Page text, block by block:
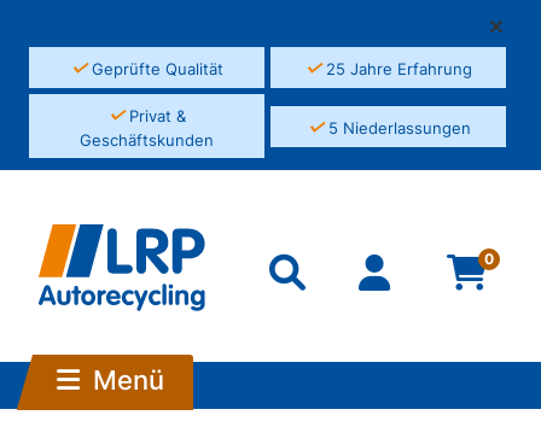
✓Geprüfte Qualität ✓25 Jahre Erfahrung
✓Privat &
Geschäftskunden
✓5 Niederlassungen
0
Menü